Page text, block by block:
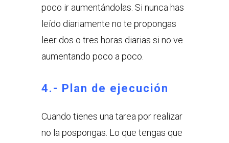
poco ir aumentándolas. Si nunca has
leído diariamente no te propongas
leer dos o tres horas diarias si no ve
aumentando poco a poco.
4.- Plan de ejecución
Cuando tienes una tarea por realizar
no la pospongas. Lo que tengas que